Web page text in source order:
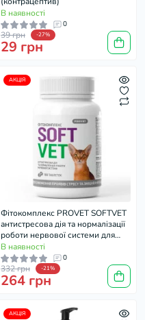
В наявності
0
39 грн -27%
29 грн
АКЦІЯ
Фітокомплекс PROVET SOFTVET
антистресова дія та нормалізації
роботи нервової системи для
котів 100 таб
В наявності
0
332 грн -21%
264 грн
АКЦІЯ